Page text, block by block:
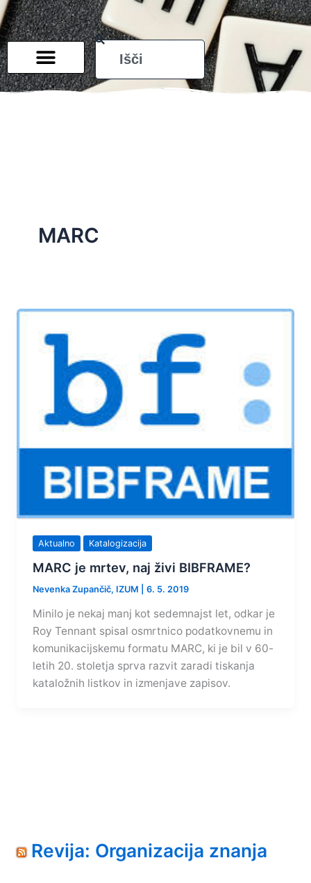
Search
MARC
Aktualno Katalogizacija
MARC je mrtev, naj živi BIBFRAME?
Nevenka Zupančič, IZUM |6. 5. 2019
Minilo je nekaj manj kot sedemnajst let, odkar je
Roy Tennant spisal osmrtnico podatkovnemu in
komunikacijskemu formatu MARC, ki je bil v 60-
letih 20. stoletja sprva razvit zaradi tiskanja
kataložnih listkov in izmenjave zapisov.
Revija: Organizacija znanja